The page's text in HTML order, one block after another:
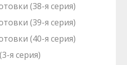
(38-я серия)
(39-я серия)
(40-я серия)
я серия)